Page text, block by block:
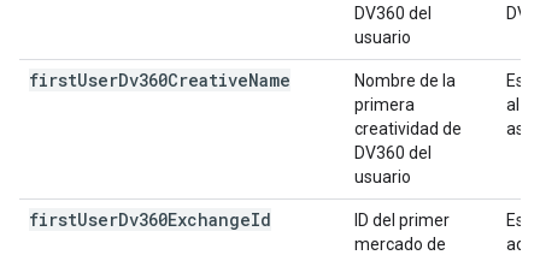
DV360 del
usuario
firstUserDv360CreativeName
Nombre de la
primera
creatividad de
DV360 del
usuario
Es
al
firstUserDv360ExchangeId
ID del primer
mercado de
Es